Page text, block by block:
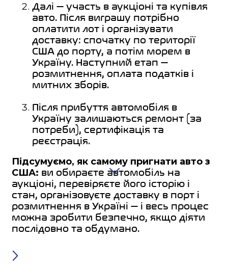
Далі — участь в аукціоні та купівля
авто. Після виграшу потрібно
оплатити лот і організувати
доставку: спочатку по території
США до порту, а потім морем в
Україну. Наступний етап —
розмитнення, оплата податків і
митних зборів.
Після прибуття автомобіля в
Україну залишаються ремонт (за
потреби), сертифікація та
реєстрація.
Підсумуємо, як самому пригнати авто з
США: ви обираєте автомобіль на
аукціоні, перевіряєте його історію і
стан, організовуєте доставку в порт і
розмитнення в Україні — і весь процес
можна зробити безпечно, якщо діяти
послідовно та обдумано.